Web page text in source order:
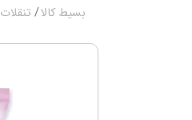
بسیط کالا تنقلات